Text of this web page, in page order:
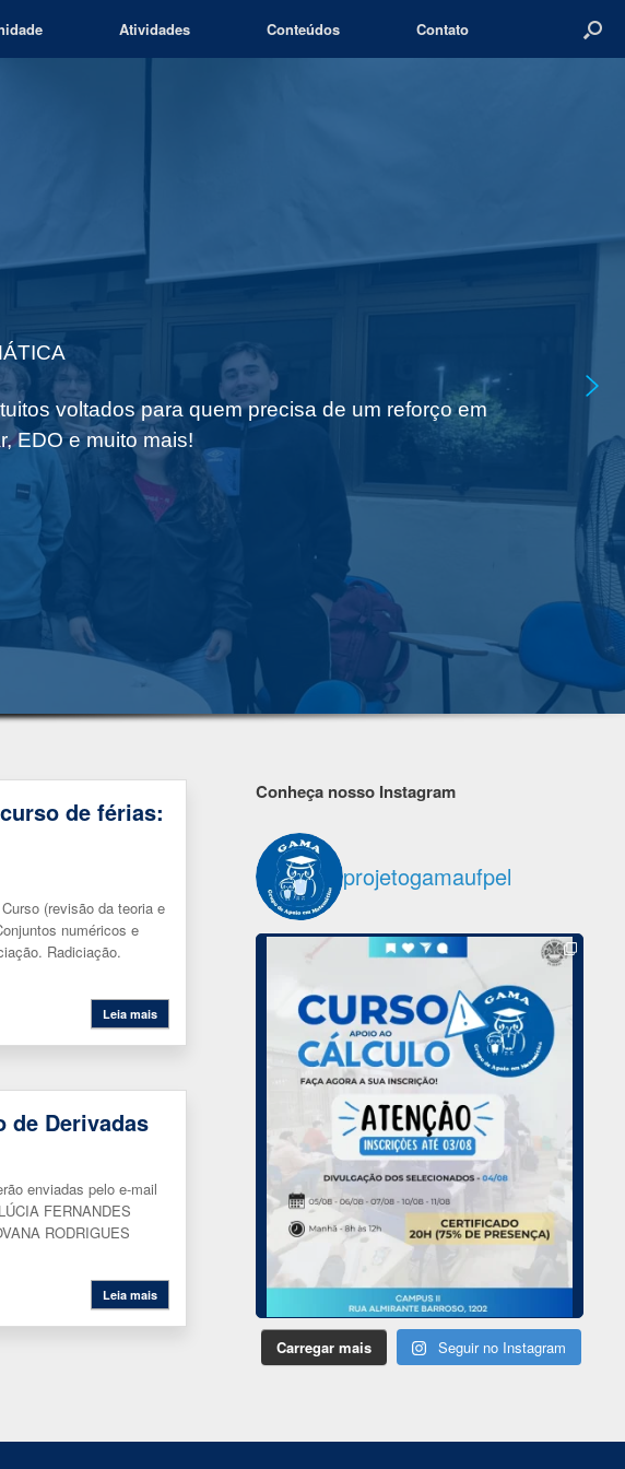
Atividades Conteúdos Contato
voltados para quem precisa de um reforço em
EDO e muito mais!
de férias:
(revisão da teoria e
numéricos e
Radiciação.
Leia mais
de Derivadas
enviadas pelo e-mail
FERNANDES
RODRIGUES
Leia mais
Conheça nosso Instagram
projetogamaufpel
Carregar mais Seguir no Instagram